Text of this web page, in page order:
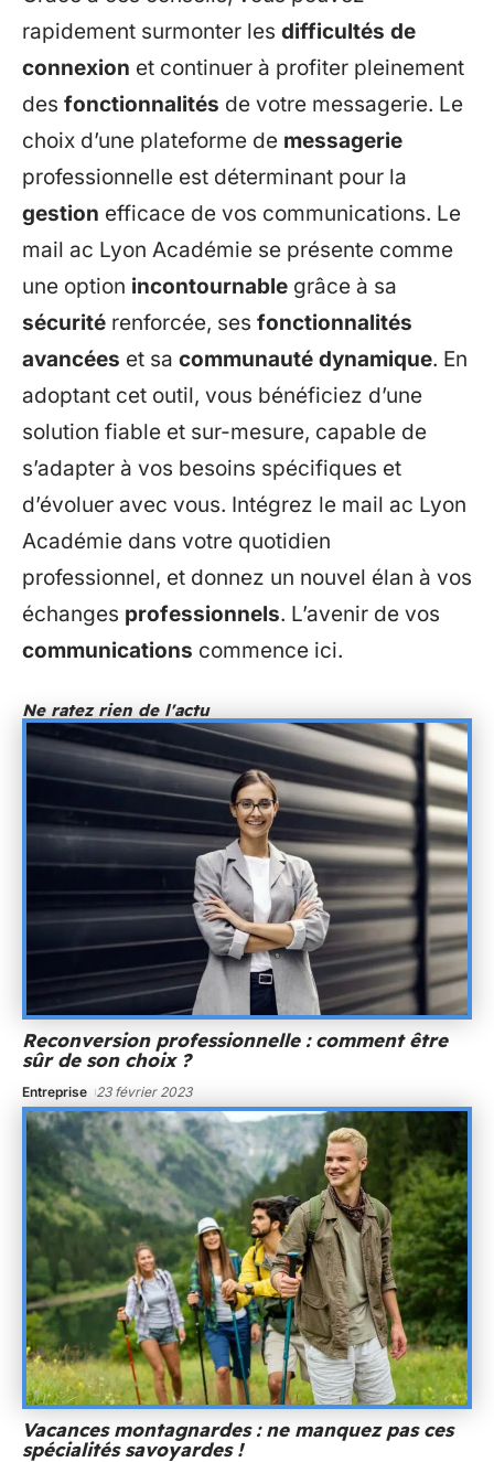
rapidement surmonter les difficultés de
connexion et continuer à profiter pleinement
des fonctionnalités de votre messagerie. Le
choix d’une plateforme de messagerie
professionnelle est déterminant pour la
gestion efficace de vos communications. Le
mail ac Lyon Académie se présente comme
une option incontournable grâce à sa
sécurité renforcée, ses fonctionnalités
avancées et sa communauté dynamique. En
adoptant cet outil, vous bénéficiez d’une
solution fiable et sur-mesure, capable de
s’adapter à vos besoins spécifiques et
d’évoluer avec vous. Intégrez le mail ac Lyon
Académie dans votre quotidien
professionnel, et donnez un nouvel élan à vos
échanges professionnels. L’avenir de vos
communications commence ici.
Ne ratez rien de l'actu
Reconversion professionnelle : comment être
sûr de son choix ?
Entreprise 23 février 2023
Vacances montagnardes : ne manquez pas ces
spécialités savoyardes !